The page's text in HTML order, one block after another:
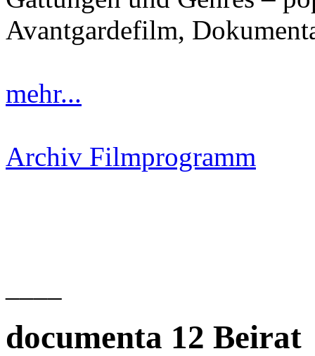
Avantgardefilm,
mehr...
Archiv Filmprogramm
documenta 12 Beirat